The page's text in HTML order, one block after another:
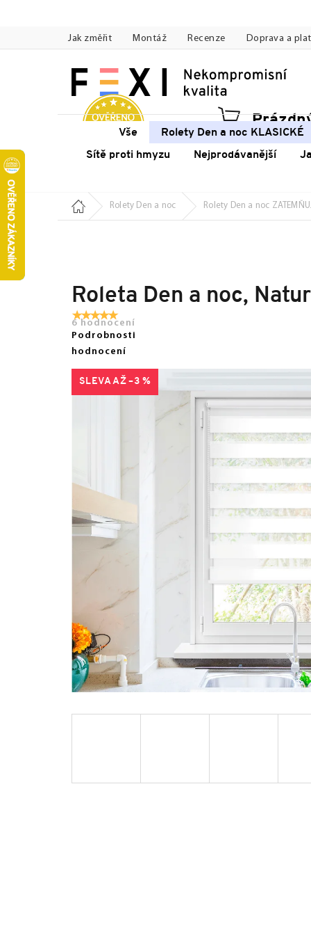
Jak změřit Montáž Recenze Doprava a
Vše Rolety Den a noc KLASICKÉ
Sítě proti hmyzu
Nejprodávanější
Domů Rolety Den a noc Rolety Den a noc
Roleta Den a noc,
6 hodnocení
Podrobnosti
hodnocení
AŽ –3 %